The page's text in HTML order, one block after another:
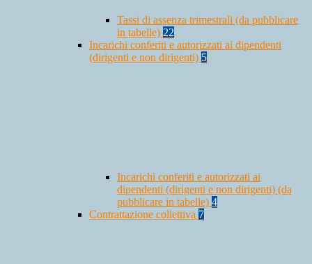
Tassi di assenza trimestrali (da pubblicare
in tabelle) 22
Incarichi conferiti e autorizzati ai dipendenti
(dirigenti e non dirigenti) 5
Incarichi conferiti e autorizzati ai
dipendenti (dirigenti e non dirigenti) (da
pubblicare in tabelle) 4
Contrattazione collettiva 7